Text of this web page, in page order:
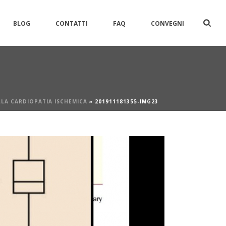
BLOG CONTATTI FAQ CONVEGNI
CARDIOPATIA ISCHEMICA » 201911181355-IMG23